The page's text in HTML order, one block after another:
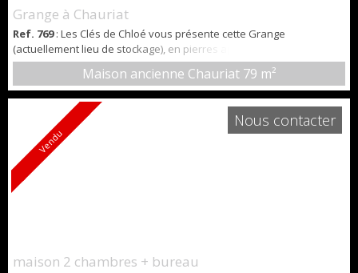
Grange à Chauriat
Ref. 769: Les Clés de Chloé vous présente cette Grange
(actuellement lieu de stockage), en pierres apparentes, de 79 m2 au
sol environ, située à proximité du centre-ville de la commune de
Chauriat. Ce bien offre diverses possibilités d'aménagement. Une
petite cour sur l’avant permet le stationnement d’un véhicule,
ajoutant un vrai confort au quotidien. Située dans un village
paisible, elle représe...
Maison ancienne Chauriat 79 m²
Vendu
maison 2 chambres + bureau
Nous contacter